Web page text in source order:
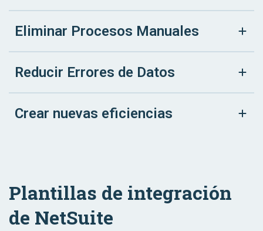
Eliminar Procesos Manuales
Reducir Errores de Datos
Crear nuevas eficiencias
Plantillas de integración
de NetSuite